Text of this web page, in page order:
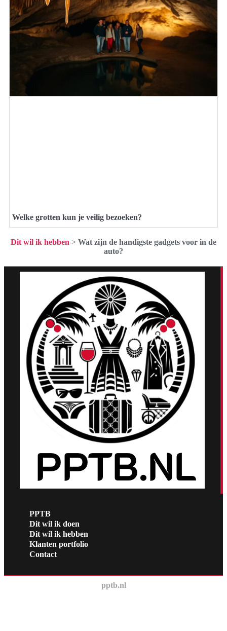
Welke grotten kun je veilig bezoeken?
Dit wil ik hebben > Wat zijn de handigste gadgets voor in de
auto?
PPTB
Dit wil ik doen
Dit wil ik hebben
Klanten portfolio
Contact
pptb.nl